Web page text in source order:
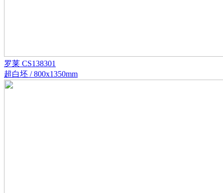
罗莱 CS138301
超白坯 / 800x1350mm